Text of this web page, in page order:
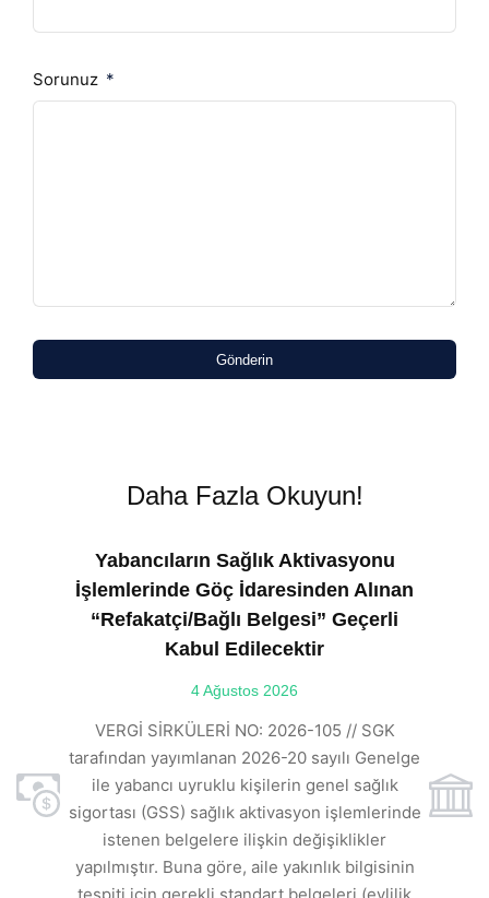
Sorunuz
Gönderin
Daha Fazla Okuyun!
Yabancıların Sağlık Aktivasyonu
İşlemlerinde Göç İdaresinden Alınan
“Refakatçi/Bağlı Belgesi” Geçerli
Kabul Edilecektir
4 Ağustos 2026
VERGİ SİRKÜLERİ NO: 2026-105 // SGK
tarafından yayımlanan 2026-20 sayılı Genelge
ile yabancı uyruklu kişilerin genel sağlık
sigortası (GSS) sağlık aktivasyon işlemlerinde
istenen belgelere ilişkin değişiklikler
yapılmıştır. Buna göre, aile yakınlık bilgisinin